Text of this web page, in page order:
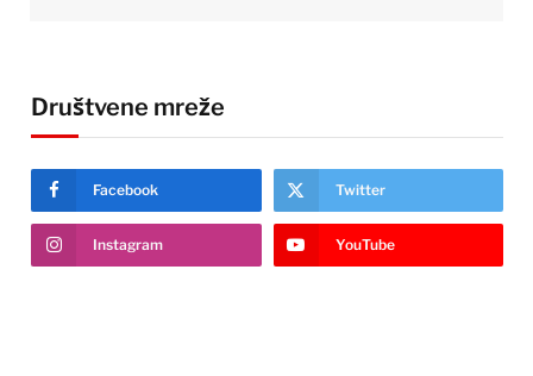
Društvene mreže
Facebook Twitter
Instagram YouTube